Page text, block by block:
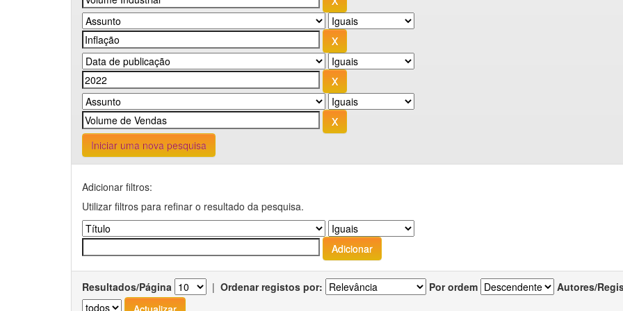
Iniciar uma nova pesquisa
Adicionar filtros:
Utilizar filtros para refinar o resultado da pesquisa.
Resultados/Página | Ordenar registos por: Por ordem Autores/